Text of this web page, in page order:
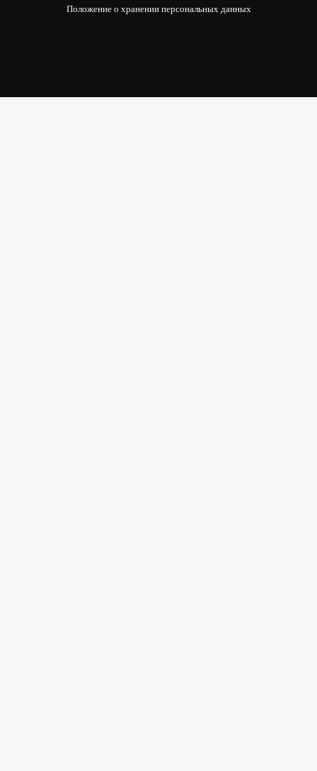
Положение о хранении персональных данных